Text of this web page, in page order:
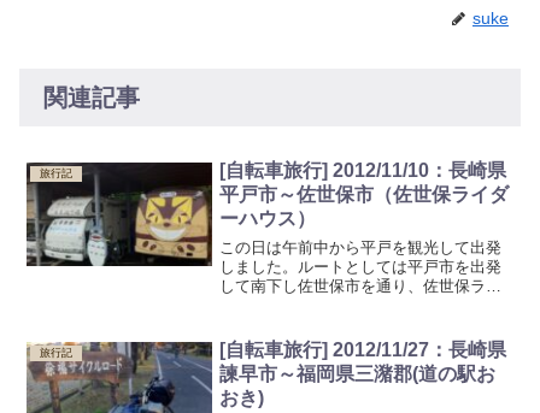
suke
関連記事
旅行記
[自転車旅行] 2012/11/10：長崎県
平戸市～佐世保市（佐世保ライダ
ーハウス）
この日は午前中から平戸を観光して出発
しました。ルートとしては平戸市を出発
して南下し佐世保市を通り、佐世保ライ
ています。ログが無いあたりで既に周り
は真っ暗になっていてヘ...
旅行記
[自転車旅行] 2012/11/27：長崎県
諫早市～福岡県三潴郡(道の駅お
おき)